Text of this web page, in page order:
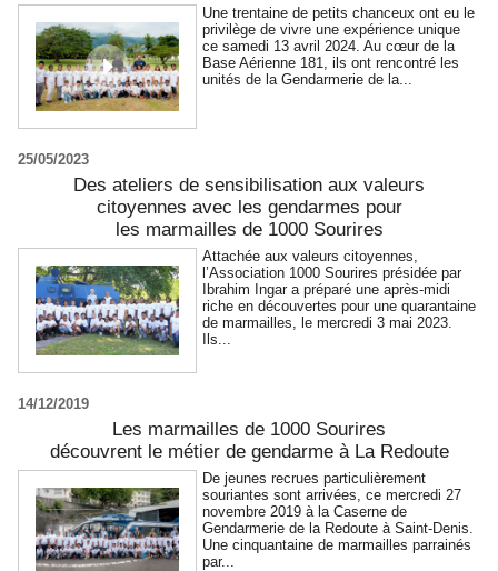
Une trentaine de petits chanceux ont eu le
privilège de vivre une expérience unique
ce samedi 13 avril 2024. Au cœur de la
Base Aérienne 181, ils ont rencontré les
unités de la Gendarmerie de la...
25/05/2023
Des ateliers de sensibilisation aux valeurs
citoyennes avec les gendarmes pour
les marmailles de 1000 Sourires
Attachée aux valeurs citoyennes,
l’Association 1000 Sourires présidée par
Ibrahim Ingar a préparé une après-midi
riche en découvertes pour une quarantaine
de marmailles, le mercredi 3 mai 2023.
Ils...
14/12/2019
Les marmailles de 1000 Sourires
découvrent le métier de gendarme à La Redoute
De jeunes recrues particulièrement
souriantes sont arrivées, ce mercredi 27
novembre 2019 à la Caserne de
Gendarmerie de la Redoute à Saint-Denis.
Une cinquantaine de marmailles parrainés
par...